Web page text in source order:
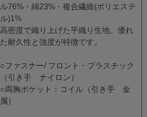
ル76%・綿23%・複合繊維(ポリエステ
ル)1%
高密度で織り上げた平織り生地。優れ
た耐久性と強度が特徴です。
○ファスナー/ フロント・プラスチック
（引き手 ナイロン）
○両胸ポケット：コイル（引き手 金
属）